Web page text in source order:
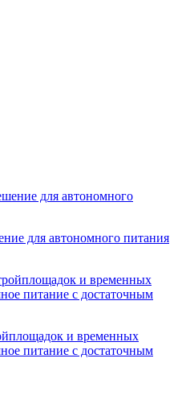
для автономного питания
и временных
питание с достаточным